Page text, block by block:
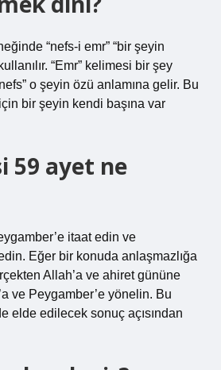
“nefs-i emr” “bir şeyin
“Emr” kelimesi bir şey
o şeyin özü anlamına gelir. Bu
bir şeyin kendi başına var
59 ayet ne
itaat edin ve
Eğer bir konuda anlaşmazlığa
Allah’a ve ahiret gününe
ve Peygamber’e yönelin. Bu
elde edilecek sonuç açısından